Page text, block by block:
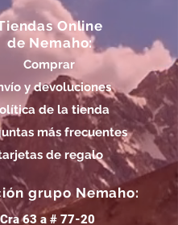
Online
de Nemaho:
Comprar
y devoluciones
de la tienda
más frecuentes
de regalo
grupo Nemaho:
Cra 63 a # 77-20